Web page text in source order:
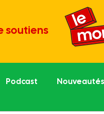
soutiens
Podcast Nouveautés